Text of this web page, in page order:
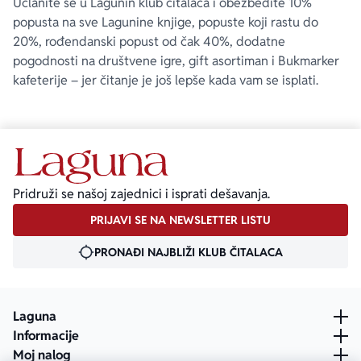
popusta na sve Lagunine knjige, popuste koji rastu do
20%, rođendanski popust od čak 40%, dodatne
pogodnosti na društvene igre, gift asortiman i Bukmarker
kafeterije – jer čitanje je još lepše kada vam se isplati.
Pridruži se našoj zajednici i isprati dešavanja.
PRIJAVI SE NA NEWSLETTER LISTU
PRONAĐI NAJBLIŽI KLUB ČITALACA
Laguna
Informacije
Moj nalog